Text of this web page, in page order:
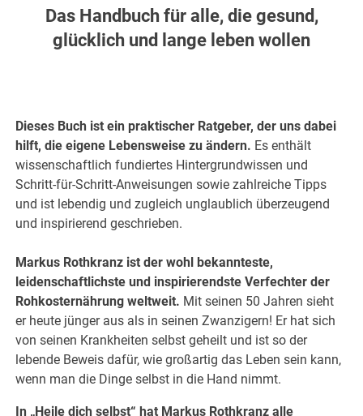
Das Handbuch für alle, die gesund,
glücklich und lange leben wollen
Dieses Buch ist ein praktischer Ratgeber, der uns dabei
hilft, die eigene Lebensweise zu ändern. Es enthält
wissenschaftlich fundiertes Hintergrundwissen und
Schritt-für-Schritt-Anweisungen sowie zahlreiche Tipps
und ist lebendig und zugleich unglaublich überzeugend
und inspirierend geschrieben.
Markus Rothkranz ist der wohl bekannteste,
leidenschaftlichste und inspirierendste Verfechter der
Rohkosternährung weltweit. Mit seinen 50 Jahren sieht
er heute jünger aus als in seinen Zwanzigern! Er hat sich
von seinen Krankheiten selbst geheilt und ist so der
lebende Beweis dafür, wie großartig das Leben sein kann,
wenn man die Dinge selbst in die Hand nimmt.
In „Heile dich selbst“ hat Markus Rothkranz alle